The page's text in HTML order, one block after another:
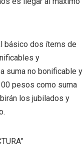
básico dos ítems de
y
suma no bonificable y
pesos como suma
los jubilados y